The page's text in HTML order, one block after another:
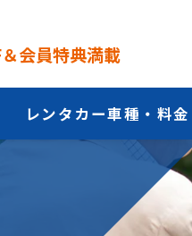
会員特典満載
レンタカー車種・料金
軽自動車から選ぶ
コンパクトカーから選ぶ